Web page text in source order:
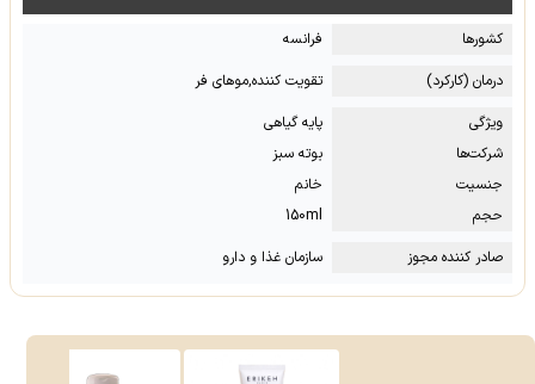
کشور‌ها
فرانسه
درمان (کارکرد)
تقویت کننده,موهای فر
ویژگی
پایه گیاهی
شرکت‌ها
بوته سبز
جنسیت
خانم
حجم
150ml
صادر کننده مجوز
سازمان غذا و دارو